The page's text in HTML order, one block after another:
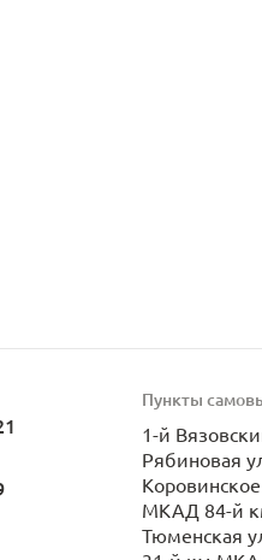
Пункты
1-й
Рябиновая
МКАД 84-й
Тюменская